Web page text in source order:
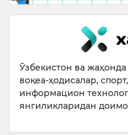
Ўзбекистон ва
воқеа-ҳодисалар,
информацион
янгиликларидан